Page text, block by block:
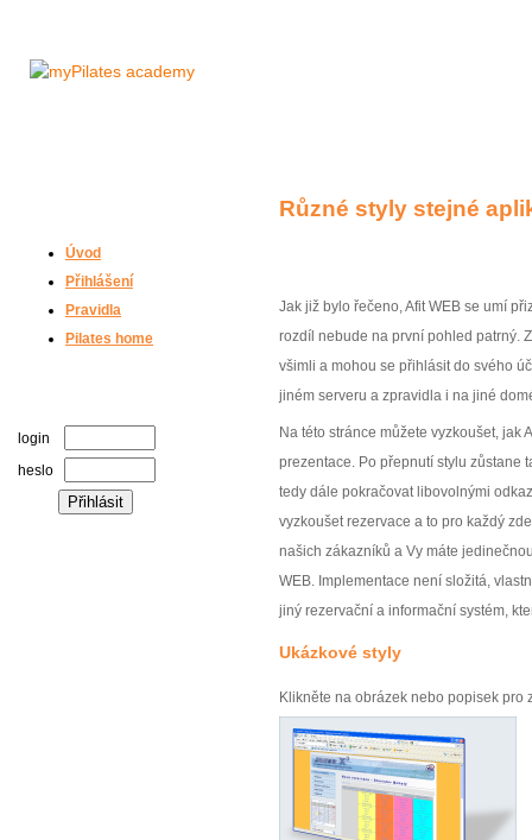
Různé styly stejné
Jak již bylo řečeno, Afit WEB se umí
rozdíl nebude na první pohled patrný.
všimli a mohou se přihlásit do svého
jiném serveru a zpravidla i na jiné
Na této stránce můžete vyzkoušet, jak
prezentace. Po přepnutí stylu zůstane
tedy dále pokračovat libovolnými
vyzkoušet rezervace a to pro každý
našich zákazníků a Vy máte
WEB. Implementace není složitá,
jiný rezervační a informační systém,
Ukázkové styly
Klikněte na obrázek nebo popisek pro
Úvod
Přihlášení
Pravidla
Pilates home
login
heslo